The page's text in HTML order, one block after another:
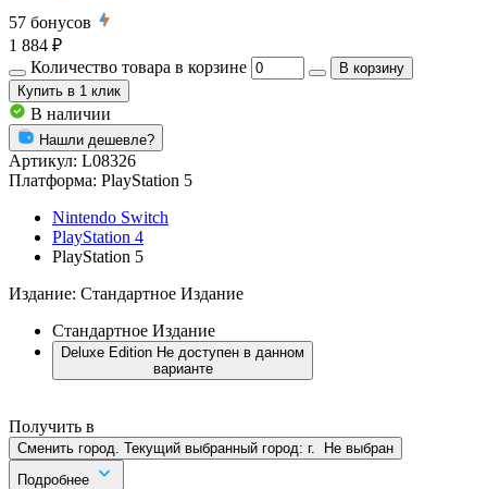
57 бонусов
1 884 ₽
Количество товара в корзине
В корзину
Купить в 1 клик
В наличии
Нашли дешевле?
Артикул: L08326
Платформа: PlayStation 5
Nintendo Switch
PlayStation 4
PlayStation 5
Издание: Стандартное Издание
Стандартное Издание
Deluxe Edition Не доступен в данном
варианте
Получить в
Сменить город. Текущий выбранный город: г.
Не выбран
Подробнее